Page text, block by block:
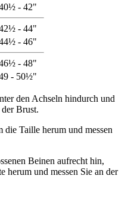
- 42"
- 44"
- 46"
- 48"
- 50½"
den Achseln hindurch und
der Brust.
Taille herum und messen
Beinen aufrecht hin,
herum und messen Sie an der